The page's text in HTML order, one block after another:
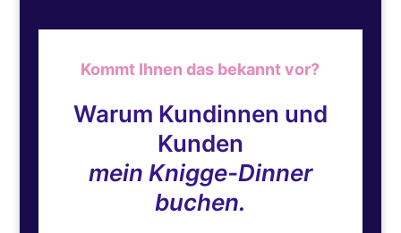
Kommt Ihnen das bekannt vor?
Warum Kundinnen und
Kunden
mein Knigge-Dinner
buchen.